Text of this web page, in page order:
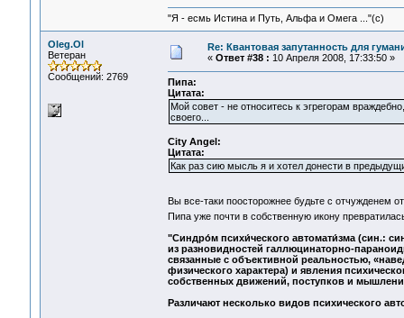
"Я - есмь Истина и Путь, Альфа и Омега ..."(с)
Oleg.Ol
Ветеран
Сообщений: 2769
Re: Квантовая запутанность для
« Ответ #38 : 10 Апреля 2008, 17:33:50 »
Пипа:
Цитата:
Мой совет - не относитесь к эгрегорам
своего...
City Angel:
Цитата:
Как раз сию мысль я и хотел донести в
Вы все-таки поосторожнее будьте с отчужденем
Пипа уже почти в собственную икону
"Синдро́м психи́ческого автомати́зма (син.:
из разновидностей галлюцинаторно-
связанные с объективной реальностью,
физического характера) и явления
собственных движений, поступков и
Различают несколько видов психического